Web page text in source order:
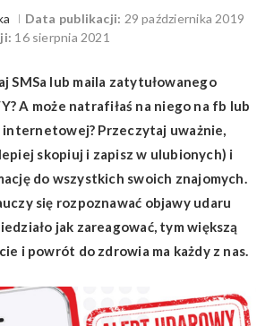
Data publikacji: 29 października 2019
16 sierpnia 2021
SMSa lub maila zatytułowanego
A może natrafiłaś na niego na fb lub
Przeczytaj uważnie,
skopiuj i zapisz w ulubionych) i
do wszystkich swoich znajomych.
się rozpoznawać objawy udaru
jak zareagować, tym większą
i powrót do zdrowia ma każdy z nas.